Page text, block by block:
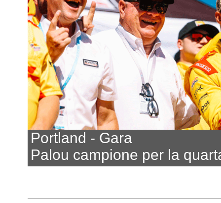
Portland - Gara
Palou campione per la